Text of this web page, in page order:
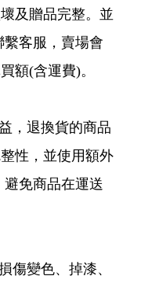
及贈品完整。並
客服，賣場會
額(含運費)。
，退換貨的商品
性，並使用額外
免商品在運送
傷變色、掉漆、